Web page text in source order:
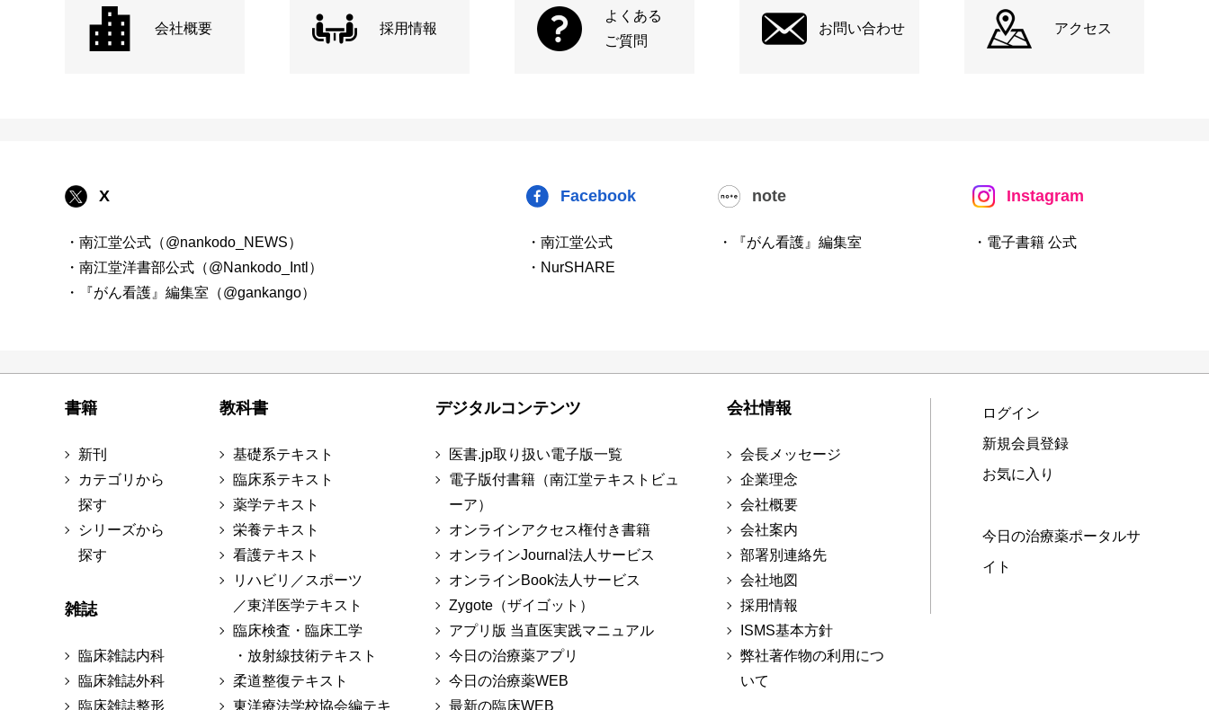
会社概要 採用情報
よくある
ご質問
お問い合わせ アクセス
X
・南江堂公式（@nankodo_NEWS）
・南江堂洋書部公式（@Nankodo_Intl）
・『がん看護』編集室（@gankango）
Facebook
・南江堂公式
・NurSHARE
note
・『がん看護』編集室
Instagram
・電子書籍 公式
書籍
新刊
カテゴリから
探す
シリーズから
探す
雑誌
臨床雑誌内科
臨床雑誌外科
臨床雑誌整形
教科書
基礎系テキスト
臨床系テキスト
薬学テキスト
栄養テキスト
看護テキスト
リハビリ／スポーツ
／東洋医学テキスト
臨床検査・臨床工学
・放射線技術テキスト
柔道整復テキスト
東洋療法学校協会編テキ
デジタルコンテンツ
医書.jp取り扱い電子版一覧
電子版付書籍（南江堂テキストビュ
ーア）
オンラインアクセス権付き書籍
オンラインJournal法人サービス
オンラインBook法人サービス
Zygote（ザイゴット）
アプリ版 当直医実践マニュアル
今日の治療薬アプリ
今日の治療薬WEB
最新の臨床WEB
会社情報
会長メッセージ
企業理念
会社概要
会社案内
部署別連絡先
会社地図
採用情報
ISMS基本方針
弊社著作物の利用につ
いて
ログイン
新規会員登録
お気に入り
今日の治療薬ポータルサ
イト